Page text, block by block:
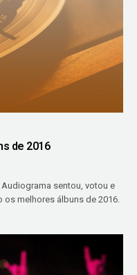
de 2016
sentou, votou e
melhores álbuns de 2016.